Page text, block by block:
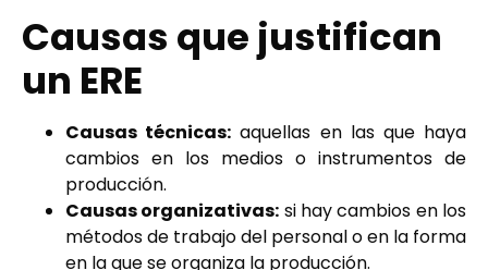
Causas que justifican
un ERE
Causas técnicas: aquellas en las que haya
cambios en los medios o instrumentos de
producción.
Causas organizativas: si hay cambios en los
métodos de trabajo del personal o en la forma
en la que se organiza la producción.